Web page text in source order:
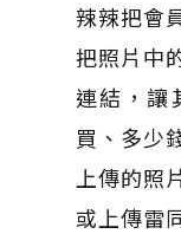
辣辣把會
把照片中
連結，讓
買、多少
上傳的照
或上傳雷